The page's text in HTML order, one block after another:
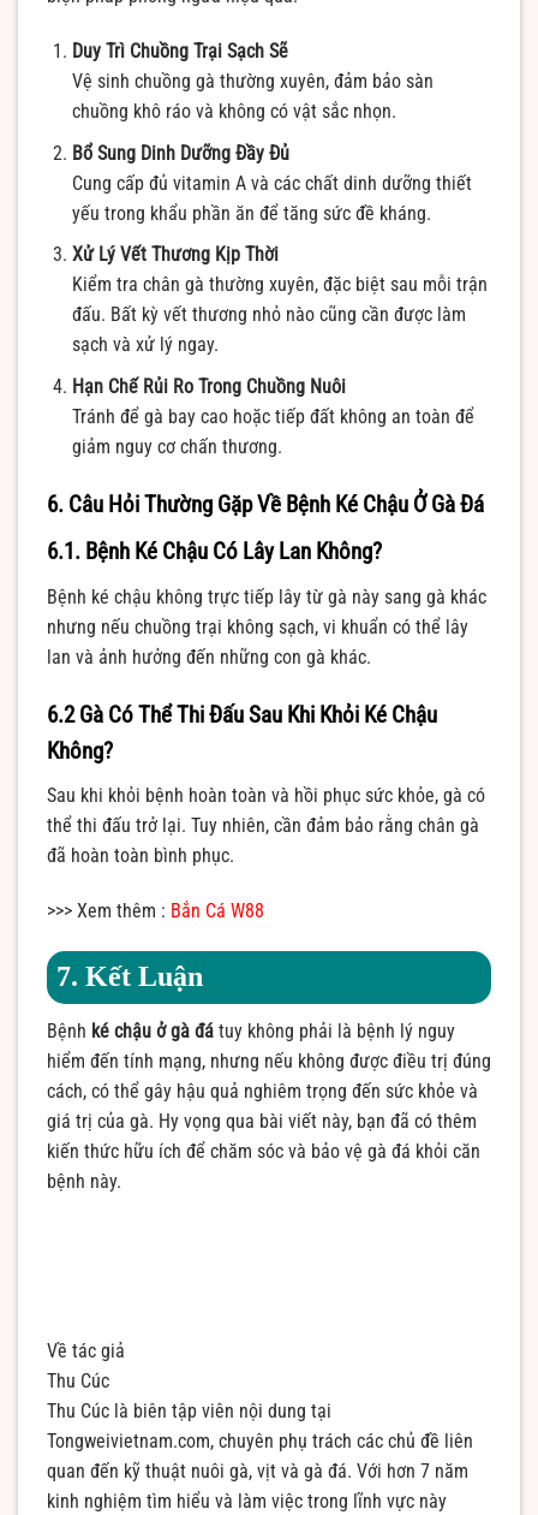
Duy Trì Chuồng Trại Sạch Sẽ
Vệ sinh chuồng gà thường xuyên, đảm bảo sàn
chuồng khô ráo và không có vật sắc nhọn.
Bổ Sung Dinh Dưỡng Đầy Đủ
Cung cấp đủ vitamin A và các chất dinh dưỡng thiết
yếu trong khẩu phần ăn để tăng sức đề kháng.
Xử Lý Vết Thương Kịp Thời
Kiểm tra chân gà thường xuyên, đặc biệt sau mỗi trận
đấu. Bất kỳ vết thương nhỏ nào cũng cần được làm
sạch và xử lý ngay.
Hạn Chế Rủi Ro Trong Chuồng Nuôi
Tránh để gà bay cao hoặc tiếp đất không an toàn để
giảm nguy cơ chấn thương.
6. Câu Hỏi Thường Gặp Về Bệnh Ké Chậu Ở Gà Đá
6.1. Bệnh Ké Chậu Có Lây Lan Không?
Bệnh ké chậu không trực tiếp lây từ gà này sang gà khác
nhưng nếu chuồng trại không sạch, vi khuẩn có thể lây
lan và ảnh hưởng đến những con gà khác.
6.2 Gà Có Thể Thi Đấu Sau Khi Khỏi Ké Chậu
Không?
Sau khi khỏi bệnh hoàn toàn và hồi phục sức khỏe, gà có
thể thi đấu trở lại. Tuy nhiên, cần đảm bảo rằng chân gà
đã hoàn toàn bình phục.
>>> Xem thêm : Bắn Cá W88
7. Kết Luận
Bệnh ké chậu ở gà đá tuy không phải là bệnh lý nguy
hiểm đến tính mạng, nhưng nếu không được điều trị đúng
cách, có thể gây hậu quả nghiêm trọng đến sức khỏe và
giá trị của gà. Hy vọng qua bài viết này, bạn đã có thêm
kiến thức hữu ích để chăm sóc và bảo vệ gà đá khỏi căn
bệnh này.
Về tác giả
Thu Cúc
Thu Cúc là biên tập viên nội dung tại
Tongweivietnam.com, chuyên phụ trách các chủ đề liên
quan đến kỹ thuật nuôi gà, vịt và gà đá. Với hơn 7 năm
kinh nghiệm tìm hiểu và làm việc trong lĩnh vực này